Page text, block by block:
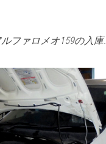
ファロメオ159の入庫